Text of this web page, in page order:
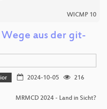
WICMP 10
aus der git-
2024-10-05
216
MRMCD 2024 - Land in Sicht?